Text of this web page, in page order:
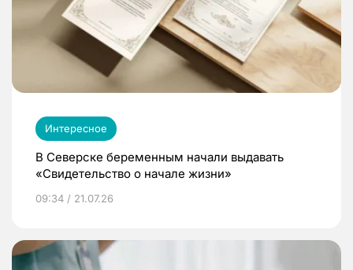
Интересное
В Северске беременным начали выдавать
«Свидетельство о начале жизни»
09:34 / 21.07.26